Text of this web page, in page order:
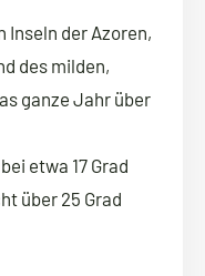
Inseln der Azoren,
des milden,
ganze Jahr über
etwa 17 Grad
über 25 Grad